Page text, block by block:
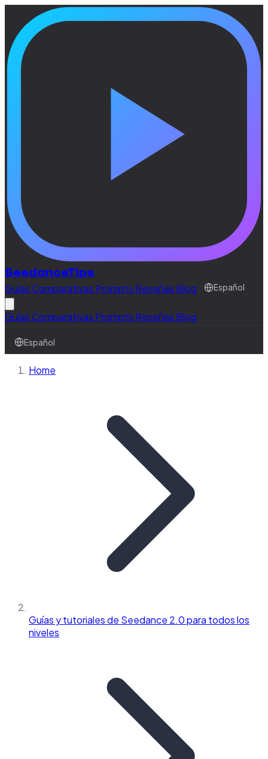
SeedanceTips
GuíasComparativas Prompts Reseñas Blog Español
GuíasComparativas Prompts Reseñas Blog
Español
Home
Guías y tutoriales de Seedance 2.0 para todos los
niveles